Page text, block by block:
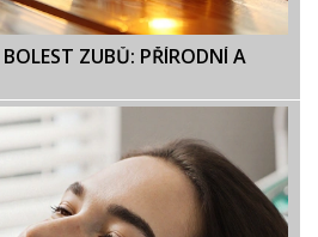
ZUBŮ: PŘÍRODNÍ A